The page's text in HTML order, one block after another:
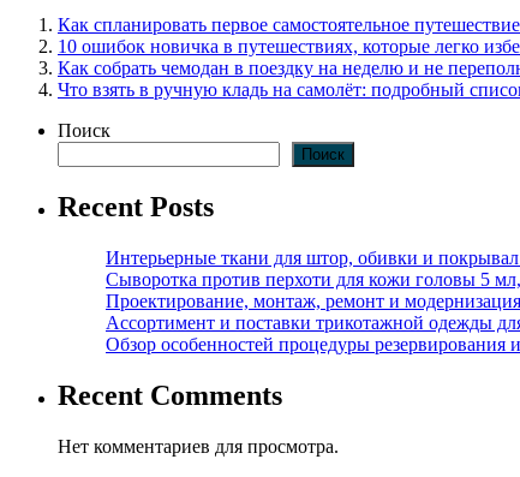
Как спланировать первое самостоятельное
10 ошибок новичка в путешествиях, которые легко
Как собрать чемодан в поездку на неделю и не
Что взять в ручную кладь на самолёт: подробный
Поиск
Поиск
Recent Posts
Интерьерные ткани для штор, обивки и
Сыворотка против перхоти для кожи головы 5
Проектирование, монтаж, ремонт и
Ассортимент и поставки трикотажной одежды
Обзор особенностей процедуры резервирования и
Recent Comments
Нет комментариев для просмотра.